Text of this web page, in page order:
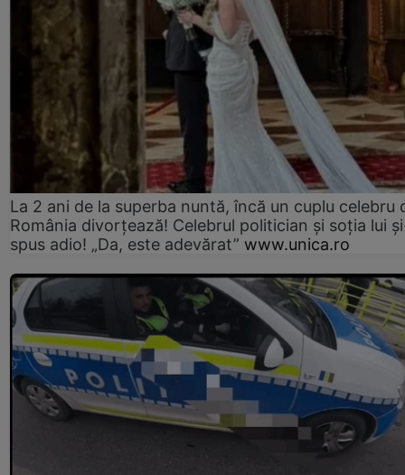
La 2 ani de la superba nuntă, încă un cuplu celebru
România divorțează! Celebrul politician și soția lui
spus adio! „Da, este adevărat” www.unica.ro